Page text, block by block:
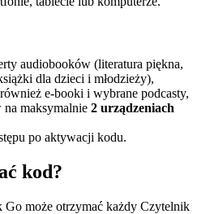
audiobooków (literatura piękna,
dla dzieci i młodzieży),
e‑booki i wybrane podcasty,
na maksymalnie 2 urządzeniach
po aktywacji kodu.
kod?
może otrzymać każdy Czytelnik